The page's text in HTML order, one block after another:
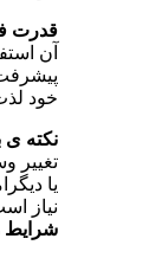
قدرت
آن
خود
نکته ی
تغییر
یا
نیاز
شرایط